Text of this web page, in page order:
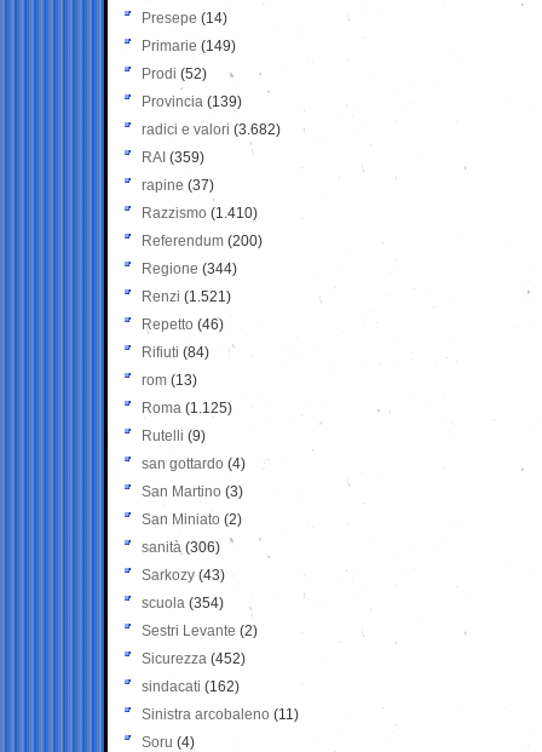
Presepe (14)
Primarie (149)
Prodi (52)
Provincia (139)
radici e valori (3.682)
RAI (359)
rapine (37)
Razzismo (1.410)
Referendum (200)
Regione (344)
Renzi (1.521)
Repetto (46)
Rifiuti (84)
rom (13)
Roma (1.125)
Rutelli (9)
san gottardo (4)
San Martino (3)
San Miniato (2)
sanità (306)
Sarkozy (43)
scuola (354)
Sestri Levante (2)
Sicurezza (452)
sindacati (162)
Sinistra arcobaleno (11)
Soru (4)